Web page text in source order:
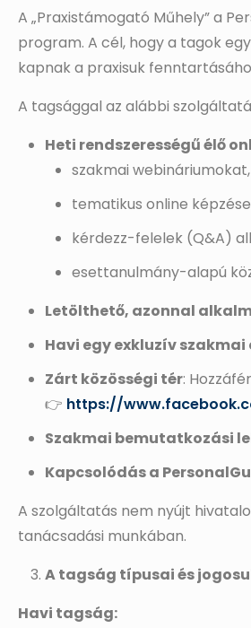
A „Praxistámogató Műhely” a
program. A cél, hogy a tagok
kapnak a praxisuk
A tagsággal az alábbi
Heti rendszerességű élő
szakmai webináriumokat,
tematikus online
kérdezz-felelek (Q&A)
esettanulmány-alapú
Letölthető, azonnal
Havi egy exkluzív szakmai
Zárt közösségi tér:
👉 https://
Szakmai bemutatkozási
Kapcsolódás a
A szolgáltatás nem nyújt
tanácsadási munkában.
A tagság típusai és
Havi tagság: